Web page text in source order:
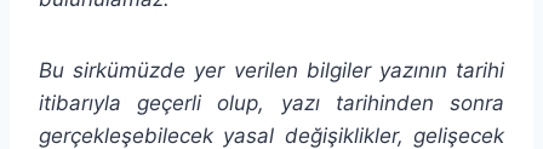
Bu sirkümüzde yer verilen bilgiler yazının tarihi
itibarıyla geçerli olup, yazı tarihinden sonra
gerçekleşebilecek yasal değişiklikler, gelişecek